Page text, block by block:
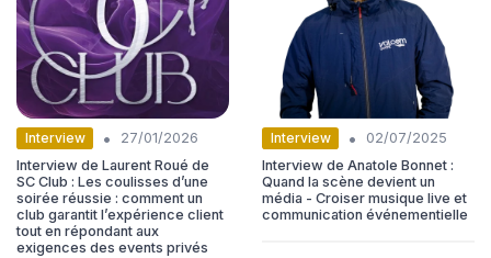
Interview •
27/01/2026
Interview de Laurent Roué de
SC Club : Les coulisses d’une
soirée réussie : comment un
club garantit l’expérience client
tout en répondant aux
exigences des events privés
Interview •
02/07/2025
Interview de Anatole Bonnet :
Quand la scène devient un
média - Croiser musique live et
communication événementielle